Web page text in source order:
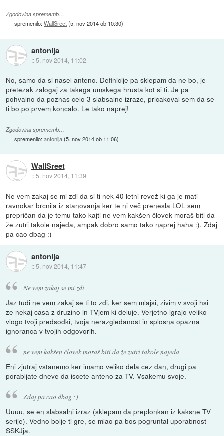
Zgodovina sprememb…
spremenilo:WallSreet(5. nov 2014 ob 10:30)
antonija
:: 5. nov 2014, 11:02
No, samo da si nasel anteno. Definicije pa sklepam da ne bo, je
pretezak zalogaj za takega umskega hrusta kot si ti. Je pa
pohvalno da poznas celo 3 slabsalne izraze, pricakoval sem da se
ti bo po prvem koncalo. Le tako naprej!
Zgodovina sprememb…
spremenilo:antonija(5. nov 2014 ob 11:06)
WallSreet
::5. nov 2014, 11:39
Ne vem zakaj se mi zdi da si ti nek 40 letni revež ki ga je mati
ravnokar brcnila iz stanovanja ker te ni več prenesla LOL sem
prepričan da je temu tako kajti ne vem kakšen človek moraš biti da
že zutri takole najeda, ampak dobro samo tako naprej haha :). Zdaj
pa cao dbag :)
antonija
:: 5. nov 2014, 11:47
Ne vem zakaj se mi zdi
Jaz tudi ne vem zakaj se ti to zdi, ker sem mlajsi, zivim v svoji hsi
ze nekaj casa z druzino in TVjem ki deluje. Verjetno igrajo veliko
vlogo tvoji predsodki, tvoja nerazgledanost in splosna opazna
ignoranca v tvojih odgovorih.
ne vem kakšen človek moraš biti da že zutri takole najeda
Eni zjutraj vstanemo ker imamo veliko dela cez dan, drugi pa
porabljate dneve da iscete anteno za TV. Vsakemu svoje.
Zdaj pa cao dbag :)
Uuuu, se en slabsalni izraz (sklepam da preplonkan iz kaksne TV
serije). Vedno bolje ti gre, se mlao pa bos pogruntal uporabnost
SSKJja.